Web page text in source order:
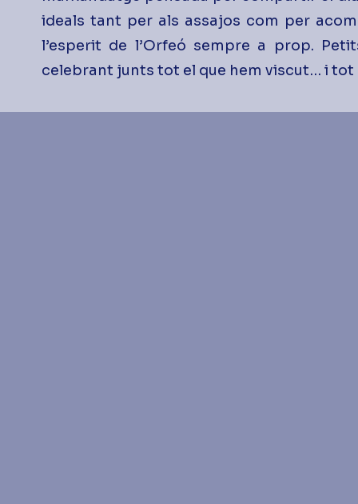
ideals tant per als assajos com per
l’esperit de l’Orfeó sempre a prop.
celebrant junts tot el que hem viscut… i tot